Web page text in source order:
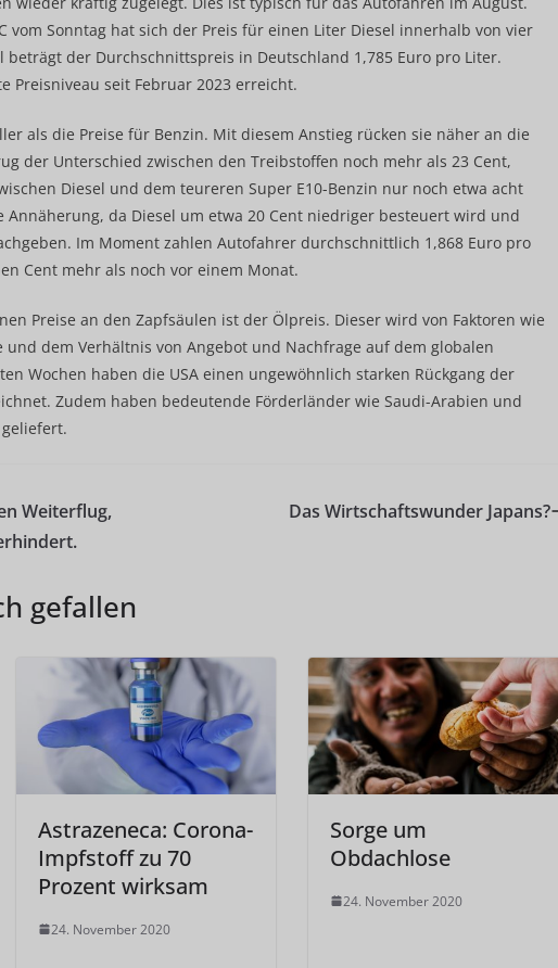
vom Sonntag hat sich der Preis für einen Liter Diesel innerhalb von vier
beträgt der Durchschnittspreis in Deutschland 1,785 Euro pro Liter.
Preisniveau seit Februar 2023 erreicht.
als die Preise für Benzin. Mit diesem Anstieg rücken sie näher an die
der Unterschied zwischen den Treibstoffen noch mehr als 23 Cent,
Diesel und dem teureren Super E10-Benzin nur noch etwa acht
Annäherung, da Diesel um etwa 20 Cent niedriger besteuert wird und
Im Moment zahlen Autofahrer durchschnittlich 1,868 Euro pro
Cent mehr als noch vor einem Monat.
Preise an den Zapfsäulen ist der Ölpreis. Dieser wird von Faktoren wie
und dem Verhältnis von Angebot und Nachfrage auf dem globalen
Wochen haben die USA einen ungewöhnlich starken Rückgang der
Zudem haben bedeutende Förderländer wie Saudi-Arabien und
Weiterflug,
Das Wirtschaftswunder Japans?
gefallen
Astrazeneca: Corona-
Impfstoff zu 70
Prozent wirksam
24. November 2020
Sorge um
Obdachlose
24. November 2020